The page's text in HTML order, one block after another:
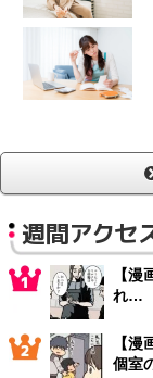
週間アクセ
【
れ…
【
個室